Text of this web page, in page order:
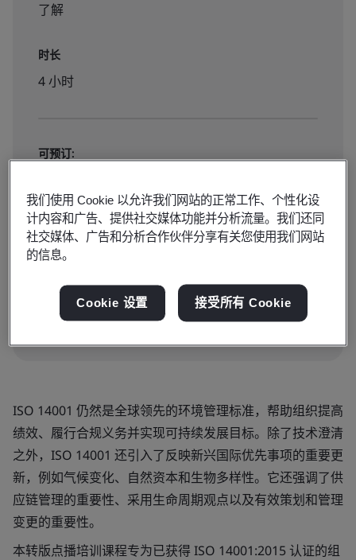
了解
时长
4 小时
可预订:
¥980
点击报名
ISO 14001 仍然是全球领先的环境管理标准，帮助组织提高
绩效、履行合规义务并实现可持续发展目标。除了技术澄清
之外，ISO 14001 还引入了反映新兴国际优先事项的重要更
新，例如气候变化、自然资本和生物多样性。它还强调了供
应链管理的重要性、采用生命周期观点以及有效策划和管理
变更的重要性。
本转版点播培训课程专为已获得 ISO 14001:2015 认证的组
我们使用 Cookie 以允许我们网站的正常工作、个性化设
计内容和广告、提供社交媒体功能并分析流量。我们还同
社交媒体、广告和分析合作伙伴分享有关您使用我们网站
的信息。
Cookie 设置 接受所有 Cookie